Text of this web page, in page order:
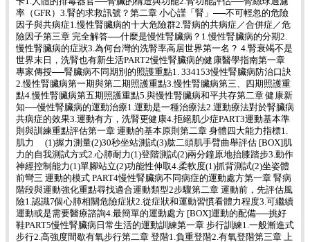
率（GFR）3.腎的求救訊號？第二章 小心謹「腎」──不可輕忽的危險
因子與共病症1.慢性腎臟病的十大危險群2.腎病的共病症／合併症／危
險因子第三章 完全解答──什麼是慢性腎臟病？1.慢性腎臟病的分期2.
慢性腎臟病的症狀3.為何台灣的洗腎率高居世界第一名？ 4.腎衰竭不是
世界末日，洗腎也有新生活PART2慢性腎臟病的健康醫學指南第一章
專家傳授──腎臟病不同期別的照護重點1. 334153慢性腎臟病防治口訣
2.慢性腎臟病第一期與第二期照護重點3.慢性腎臟病第三、四期照護重
點4.慢性腎臟病第五期照護重點5.與慢性腎臟病和平共存第二章 健康新
知──慢性腎臟病的運動治療1.運動是一種治療法2.運動療法對於腎臟病
共病症的效果3.運動有方，洗腎更健康4.拒絕肌少症PART3運動基本準
則與訓練重點評估第一章 運動的基本原則第二章 身體四大能力指標1.
肌力 (1)握力測量(2)30秒坐站測試(3)肱二頭肌手臂曲舉評估 [BOX]肌
力的自我測試方式2.心肺耐力(1)登階測試(2)兩分鐘原地抬膝踏步3.動作
神經控制能力(1)單腳站立(2)功能性伸取4.柔軟度(1)抓背測試(2)坐姿體
前彎三 運動的模式 PART4慢性腎臟病不同病症的運動處方第一章 腎病
階段與運動強化重點尋找適合運動類型2步驟第二章 運動前，先評估風
險1.認識7個心肺相關危險症狀2.從症狀和運動習慣看體力程度3.可繼續
運動或是需要醫療諮詢4.最簡單的運動處方 [BOX]運動的配備──挑好
鞋PART5慢性腎臟病日常生活的運動訓練第一章 步行訓練1.一般漸進式
步行2.高強度間歇有氧步行第二章 登階1.負重登階2.有氧登階第三章 上